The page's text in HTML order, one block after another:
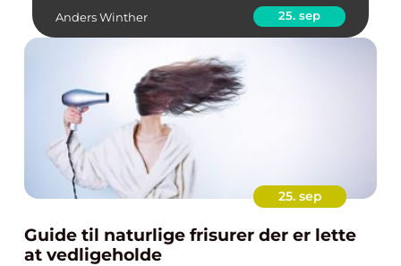
Anders Winther 25. sep
25. sep
Guide til naturlige frisurer der er lette
at vedligeholde